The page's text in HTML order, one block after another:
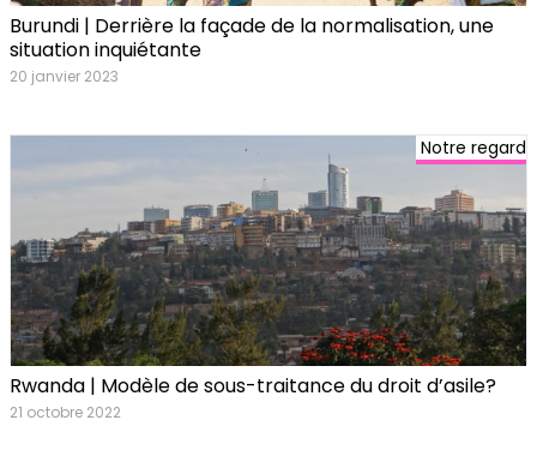
Burundi | Derrière la façade de la normalisation, une
situation inquiétante
20 janvier 2023
Notre regard
Rwanda | Modèle de sous-traitance du droit d’asile?
21 octobre 2022